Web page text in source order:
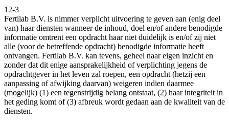
12-3
Fertilab B.V. is nimmer verplicht uitvoering te geven aan (enig deel
van) haar diensten wanneer de inhoud, doel en/of andere benodigde
informatie omtrent een opdracht haar niet duidelijk is en/of zij niet
alle (voor de betreffende opdracht) benodigde informatie heeft
ontvangen. Fertilab B.V. kan tevens, geheel naar eigen inzicht en
zonder dat dit enige aansprakelijkheid of verplichting jegens de
opdrachtgever in het leven zal roepen, een opdracht (hetzij een
aanpassing of afwijking daarvan) weigeren indien daarmee
(mogelijk) (1) een tegenstrijdig belang ontstaat, (2) haar integriteit in
het geding komt of (3) afbreuk wordt gedaan aan de kwaliteit van de
diensten.